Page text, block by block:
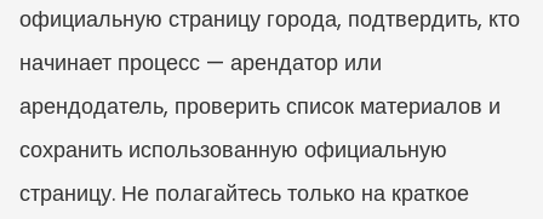
официальную страницу города, подтвердить, кто
начинает процесс — арендатор или
арендодатель, проверить список материалов и
сохранить использованную официальную
страницу. Не полагайтесь только на краткое